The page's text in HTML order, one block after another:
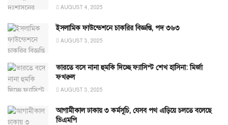
AUGUST 4, 2025
ইসলামিক ফাউন্ডেশনে চাকরির বিজ্ঞপ্তি, পদ ৩৬৩
AUGUST 3, 2025
ভারতে বসে নানা হুমকি দিচ্ছে ফ্যাসিস্ট শেখ হাসিনা: মির্জা
ফখরুল
AUGUST 3, 2025
আগামীকাল ঢাকায় ৩ কর্মসূচি, যেসব পথ এড়িয়ে চলতে বলেছে
ডিএমপি